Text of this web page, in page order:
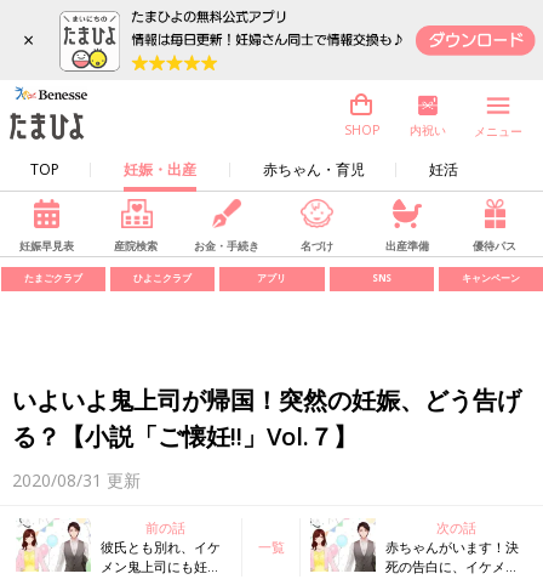
×
TOP 妊娠・出産 赤ちゃん・育児 妊活
SHOP 内祝い メニュー
妊娠早見表 産院検索 お金・手続き 名づけ 出産準備 優待パス
たまごクラブ ひよこクラブ アプリ SNS キャンペーン
いよいよ鬼上司が帰国！突然の妊娠、どう告げ
る？【小説「ご懐妊!!」Vol.７】
2020/08/31 更新
前の話
彼氏とも別れ、イケ
メン鬼上司にも妊娠
一覧
次の話
赤ちゃんがいます！決
死の告白に、イケメン